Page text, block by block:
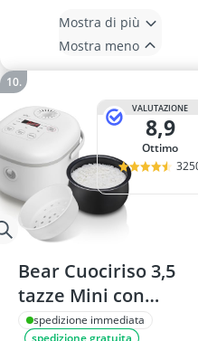
Mostra di più
Mostra meno
VALUTAZIONE
8,9
Ottimo
Bear Cuociriso 3,5
tazze Mini con
Vaporiera 350W
spedizione immediata